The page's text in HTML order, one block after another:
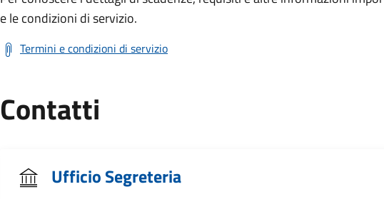
e le condizioni di servizio.
Termini e condizioni di servizio
Contatti
Ufficio Segreteria